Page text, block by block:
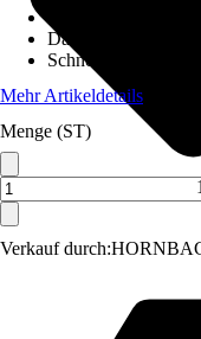
Verkauf durch:
Dachform
Schneelast
Mehr Artikeldetails
Menge (ST)